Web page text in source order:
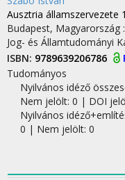
Ausztria államszervezete
Budapest, Magyarország :
Jog- és Államtudományi
ISBN: 9789639206786
Tudományos
Nyilvános idéző
Nem jelölt: 0 | DOI
Nyilvános
0 | Nem jelölt: 0